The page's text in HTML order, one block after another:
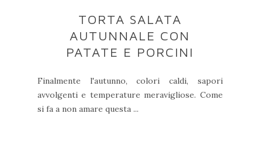
TORTA SALATA
AUTUNNALE CON
PATATE E PORCINI
Finalmente l'autunno, colori caldi, sapori
avvolgenti e temperature meravigliose. Come
si fa a non amare questa ...